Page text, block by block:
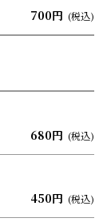
700円 (税込)
680円 (税込)
450円 (税込)